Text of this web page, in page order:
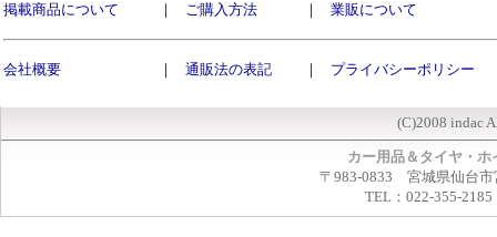
掲載商品について ｜ ご購入方法 ｜ 業販について
会社概要 ｜ 通販法の表記 ｜ プライバシーポリシー
(C)2008 indac
カー用品＆タイヤ・
〒983-0833 宮城県仙台市
TEL：022-355-